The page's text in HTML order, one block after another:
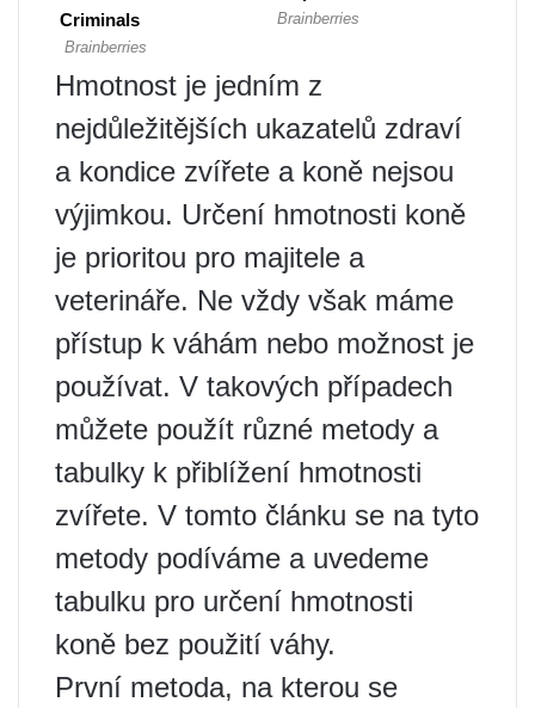
Hmotnost je jedním z
nejdůležitějších ukazatelů zdraví
a kondice zvířete a koně nejsou
výjimkou. Určení hmotnosti koně
je prioritou pro majitele a
veterináře. Ne vždy však máme
přístup k váhám nebo možnost je
používat. V takových případech
můžete použít různé metody a
tabulky k přiblížení hmotnosti
zvířete. V tomto článku se na tyto
metody podíváme a uvedeme
tabulku pro určení hmotnosti
koně bez použití váhy.
První metoda, na kterou se